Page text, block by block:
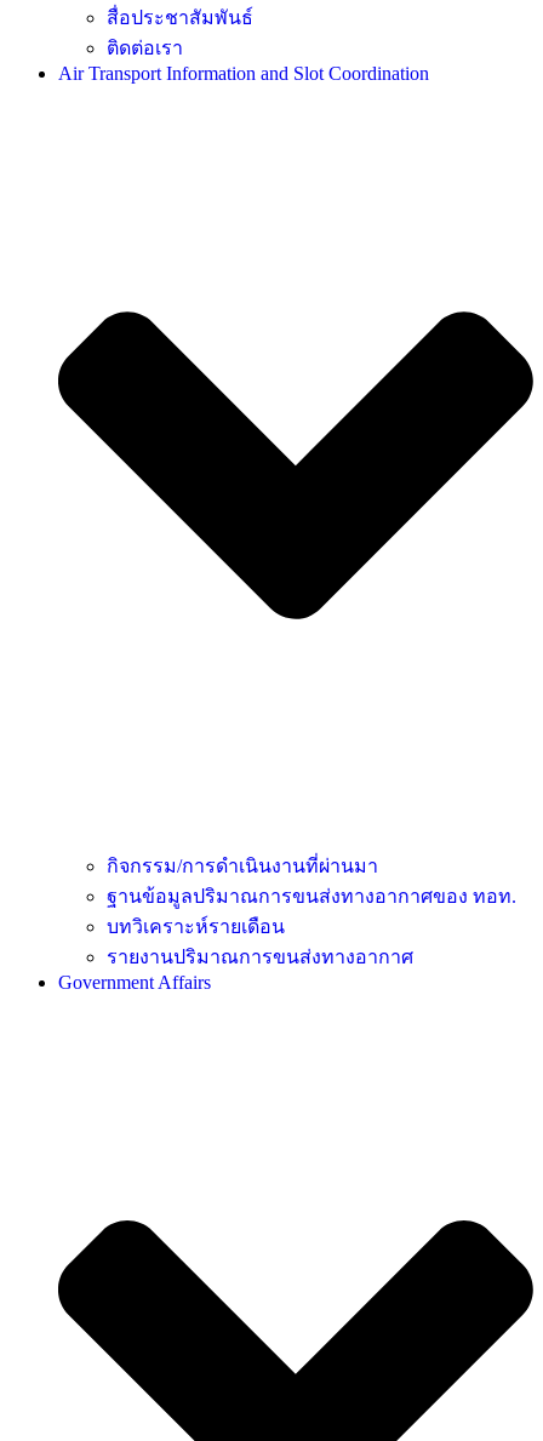
สื่อประชาสัมพันธ์
ติดต่อเรา
Air Transport Information and Slot Coordination
กิจกรรม/การดำเนินงานที่ผ่านมา
ฐานข้อมูลปริมาณการขนส่งทางอากาศของ ทอท.
บทวิเคราะห์รายเดือน
รายงานปริมาณการขนส่งทางอากาศ
Government Affairs